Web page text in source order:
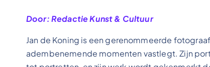
Door: Redactie Kunst & Cultuur
Jan de Koning is een gerenommeerde
adembenemende momenten vastlegt. Zijn